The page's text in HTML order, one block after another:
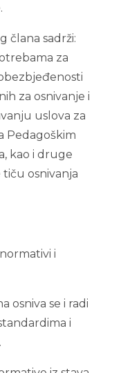
člana sadrži:
za
za osnivanje i
uslova za
Pedagoškim
kao i druge
osnivanja
i
osniva se i radi
i